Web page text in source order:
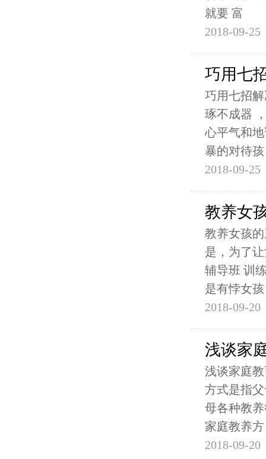
就要 富
2018-09-25
巧用七
巧用七招
琢不成器
心平气和
暴的对待孩
2018-09-25
教养女
教养女孩
是，为了
辅导班 训
是有悖女孩
2018-09-20
浅谈家
浅谈家庭
方式是指
母各种教
家庭教养方
2018-09-20